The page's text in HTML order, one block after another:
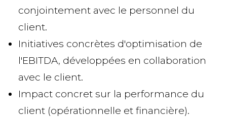
conjointement avec le personnel du
client.
Initiatives concrètes d'optimisation de
l'EBITDA, développées en collaboration
avec le client.
Impact concret sur la performance du
client (opérationnelle et financière).